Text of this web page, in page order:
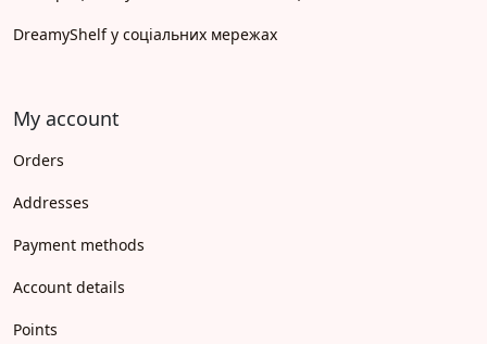
DreamyShelf у соціальних мережах
My account
Orders
Addresses
Payment methods
Account details
Points